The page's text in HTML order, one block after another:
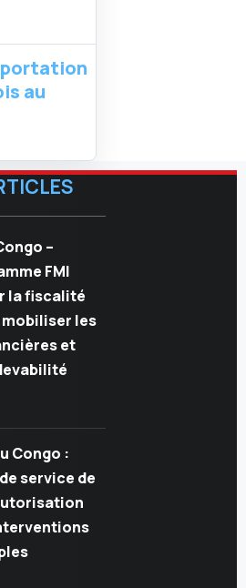
au
–
FMI
la fiscalité
les
et
Congo :
service de